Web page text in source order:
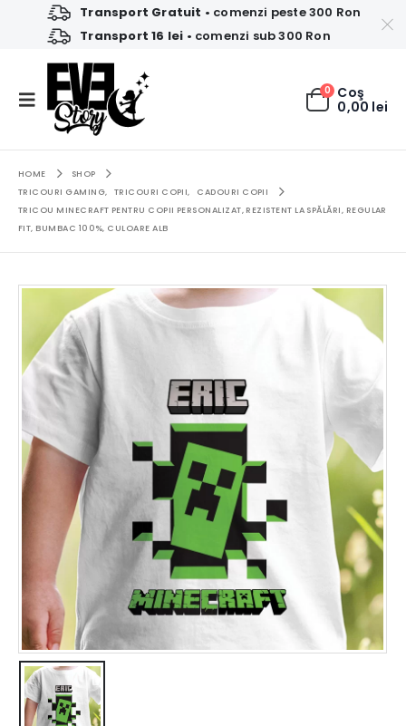
Transport Gratuit • comenzi peste 300 Ron
Transport 16 lei • comenzi sub 300 Ron
0 Coş
0,00 lei
HOME
SHOP
TRICOURI GAMING, TRICOURI COPII,
CADOURI COPII
TRICOU MINECRAFT PENTRU COPII PERSONALIZAT, REZISTENT LA SPĂLĂRI, REGULAR
FIT, BUMBAC 100%, CULOARE ALB